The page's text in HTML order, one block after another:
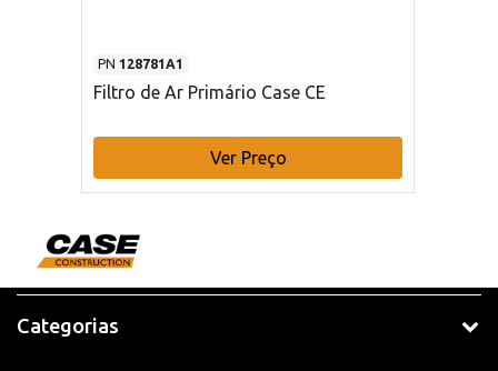
PN 128781A1
Filtro de Ar Primário Case CE
Ver Preço
Categorias